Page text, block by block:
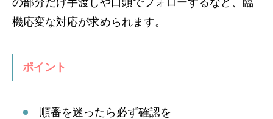
の部分だけ手渡しや口頭でフォローするなど、臨
機応変な対応が求められます。
ポイント
順番を迷ったら必ず確認を